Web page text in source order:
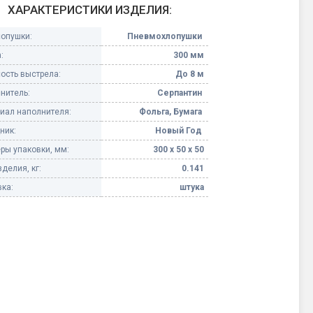
Небесные фонарики
Оборудование для
спецэффектов
Елочные гирлянды
ХАРАКТЕРИСТИКИ ИЗДЕЛИЯ:
Пневмохлопушки
300 мм
выстрела:
До 8 м
Серпантин
наполнителя:
Фольга, Бумага
Новый Год
упаковки, мм:
300 х 50 х 50
кг:
0.141
штука